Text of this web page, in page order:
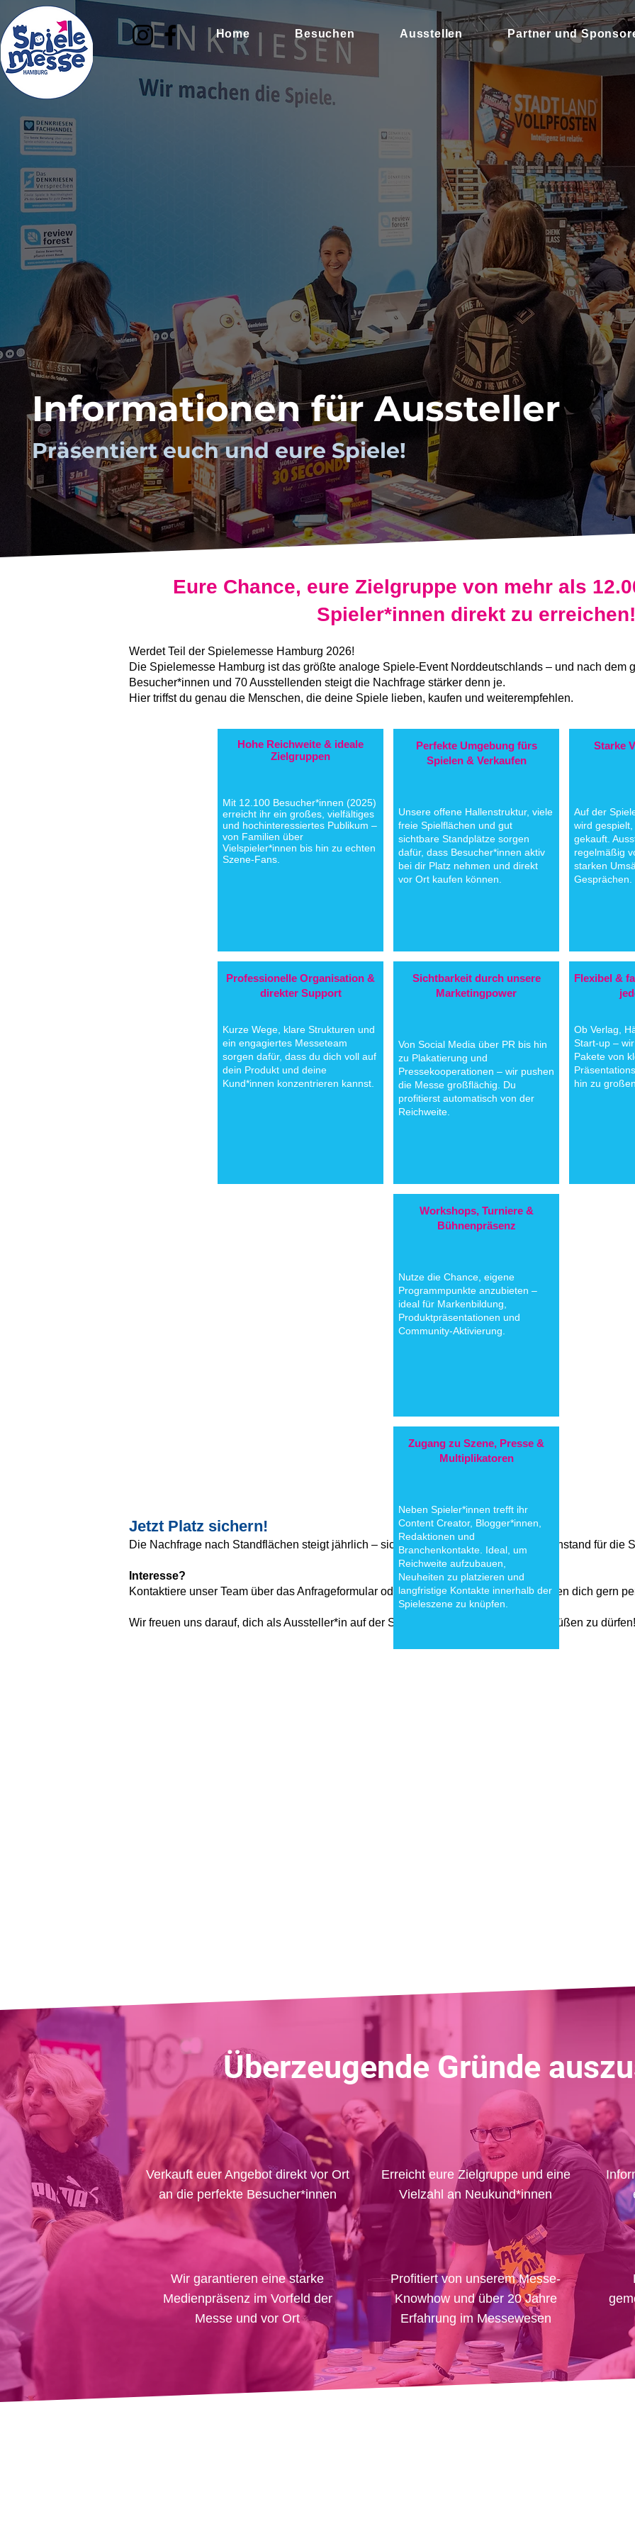
Home Besuchen Ausstellen Partner und
Informationen für Aussteller
Präsentiert euch und eure Spiele!
Eure Chance, eure Zielgruppe von mehr als
Spieler*innen direkt zu erreichen!
Werdet Teil der Spielemesse Hamburg 2026!
Die Spielemesse Hamburg ist das größte analoge Spiele-Event Norddeutschlands – und nach dem
Besucher*innen und 70 Ausstellenden steigt die Nachfrage stärker denn je.
Hier triffst du genau die Menschen, die deine Spiele lieben, kaufen und weiterempfehlen.
Jetzt Platz sichern!
Die Nachfrage nach Standflächen steigt jährlich – sichere dir frühzeitig deinen Wunschstand für die
Interesse?
Kontaktiere unser Team über das Anfrageformular oder schreibe uns direkt – wir beraten dich gern
Wir freuen uns darauf, dich als Aussteller*in auf der Spielemesse Hamburg 2026 begrüßen zu
Hohe Reichweite & ideale
Zielgruppen
Mit 12.100 Besucher*innen (2025)
erreicht ihr ein großes, vielfältiges
und hochinteressiertes Publikum –
von Familien über
Vielspieler*innen bis hin zu echten
Szene-Fans.
Professionelle Organisation &
direkter Support
Kurze Wege, klare Strukturen und
ein engagiertes Messeteam
sorgen dafür, dass du dich voll auf
dein Produkt und deine
Kund*innen konzentrieren kannst.
Perfekte Umgebung fürs
Spielen & Verkaufen
Unsere offene Hallenstruktur, viele
freie Spielflächen und gut
sichtbare Standplätze sorgen
dafür, dass Besucher*innen aktiv
bei dir Platz nehmen und direkt
vor Ort kaufen können.
Sichtbarkeit durch unsere
Marketingpower
Von Social Media über PR bis hin
zu Plakatierung und
Pressekooperationen – wir pushen
die Messe großflächig. Du
profitierst automatisch von der
Reichweite.
Starke
Auf der
wird
gekauft.
regelmäßig
starken
Gesprächen.
Flexibel &
Ob Verlag,
Start-up –
Pakete von
hin zu
Workshops, Turniere &
Bühnenpräsenz
Nutze die Chance, eigene
Programmpunkte anzubieten –
ideal für Markenbildung,
Produktpräsentationen und
Community-Aktivierung.
Zugang zu Szene, Presse &
Multiplikatoren
Neben Spieler*innen trefft ihr
Content Creator, Blogger*innen,
Redaktionen und
Branchenkontakte. Ideal, um
Reichweite aufzubauen,
Neuheiten zu platzieren und
langfristige Kontakte innerhalb der
Spieleszene zu knüpfen.
Überzeugende Gründe
Verkauft euer Angebot direkt vor Ort
an die perfekte Besucher*innen
Wir garantieren eine starke
Medienpräsenz im Vorfeld der
Messe und vor Ort
Erreicht eure Zielgruppe und eine
Vielzahl an Neukund*innen
Profitiert von unserem Messe-
Knowhow und über 20 Jahre
Erfahrung im Messewesen